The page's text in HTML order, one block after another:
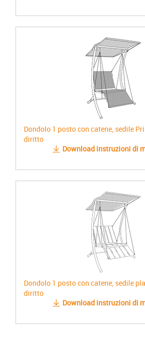
Dondolo 1 posto con catene, sedile
diritto
Download instruzioni di
Dondolo 1 posto con catene, sedile
diritto
Download instruzioni di